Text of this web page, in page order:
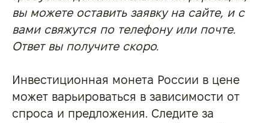
вы можете оставить заявку на сайте, и с
вами свяжутся по телефону или почте.
Ответ вы получите скоро.
Инвестиционная монета России в цене
может варьироваться в зависимости от
спроса и предложения. Следите за